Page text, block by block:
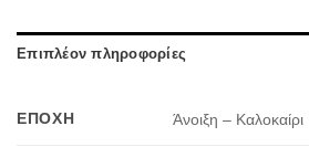
Επιπλέον πληροφορίες
ΕΠΟΧΉ Άνοιξη – Καλοκαίρι